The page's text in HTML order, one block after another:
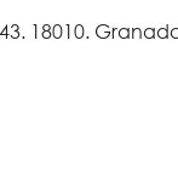
18010.